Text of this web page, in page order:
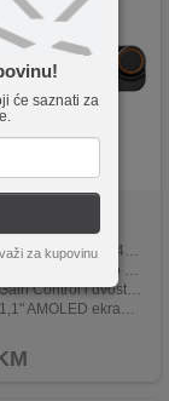
će saznati za
za kupovinu
zvuka do ~400 m
lossless audio kvaliteta
i dvostruki noise cancelling
ekran na prijemniku